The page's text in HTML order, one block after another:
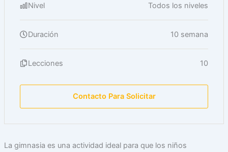
Nivel Todos los niveles
Duración 10 semana
Lecciones 10
Contacto Para Solicitar
La gimnasia es una actividad ideal para que los niños